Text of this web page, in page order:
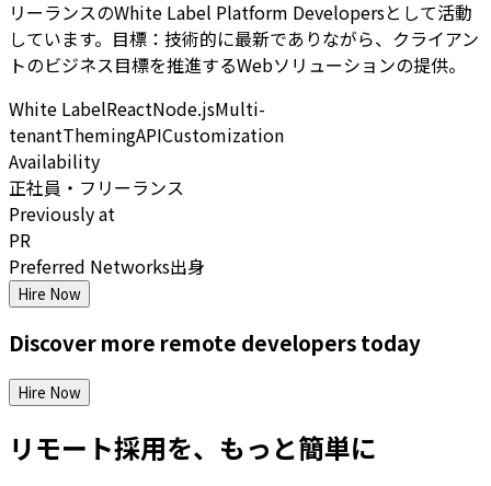
リーランスのWhite Label Platform Developersとして活動
しています。目標：技術的に最新でありながら、クライアン
トのビジネス目標を推進するWebソリューションの提供。
White LabelReactNode.jsMulti-
tenantThemingAPICustomization
Availability
正社員・フリーランス
Previously at
PR
Preferred Networks出身
Hire Now
Discover more remote developerstoday
Hire Now
リモート採用を、もっと簡単に